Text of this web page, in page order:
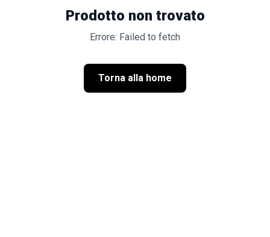
Prodotto non trovato
Errore: Failed to fetch
Torna alla home